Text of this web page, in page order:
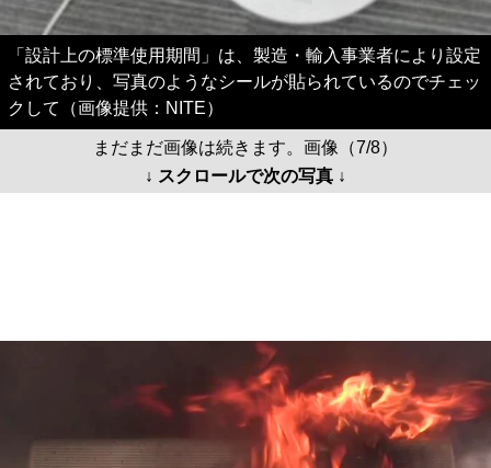
「設計上の標準使用期間」は、製造・輸入事業者により設定
されており、写真のようなシールが貼られているのでチェッ
クして（画像提供：NITE）
まだまだ画像は続きます。画像（7/8）
↓ スクロールで次の写真 ↓